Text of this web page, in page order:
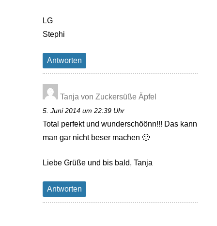
LG
Stephi
Antworten
Tanja von Zuckersüße Äpfel
5. Juni 2014 um 22:39 Uhr
Total perfekt und wunderschöönn!!! Das kann
man gar nicht beser machen 🙂
Liebe Grüße und bis bald, Tanja
Antworten